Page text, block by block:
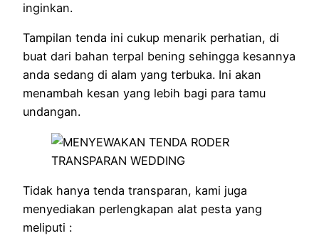
inginkan.
Tampilan tenda ini cukup menarik perhatian, di
buat dari bahan terpal bening sehingga kesannya
anda sedang di alam yang terbuka. Ini akan
menambah kesan yang lebih bagi para tamu
undangan.
Tidak hanya tenda transparan, kami juga
menyediakan perlengkapan alat pesta yang
meliputi :